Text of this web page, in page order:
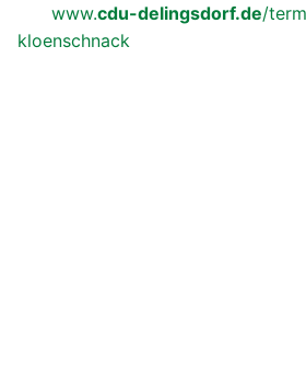
www.cdu-delingsdorf.de/
kloenschnack